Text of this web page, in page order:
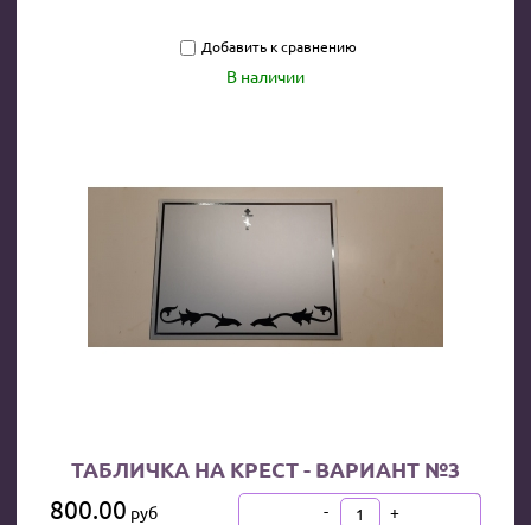
Добавить к сравнению
В наличии
ТАБЛИЧКА НА КРЕСТ - ВАРИАНТ №3
800.00 руб В КОРЗИНУ
- +